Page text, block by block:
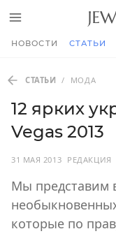
НОВОСТИ СТАТЬИ
СТАТЬИ / МОДА
12 ярких
Vegas 2013
31 МАЯ 2013 РЕДАКЦИЯ
Мы представим
которые по